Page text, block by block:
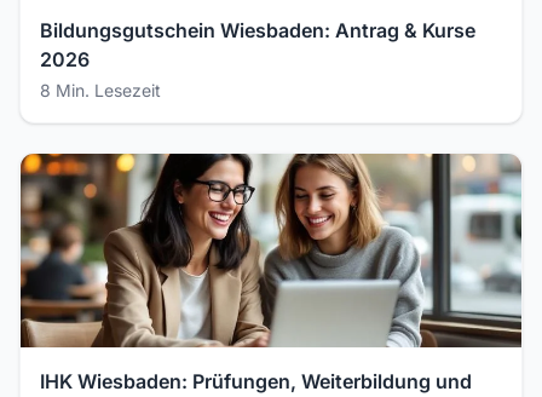
Bildungsgutschein Wiesbaden: Antrag & Kurse
2026
8 Min. Lesezeit
IHK Wiesbaden: Prüfungen, Weiterbildung und